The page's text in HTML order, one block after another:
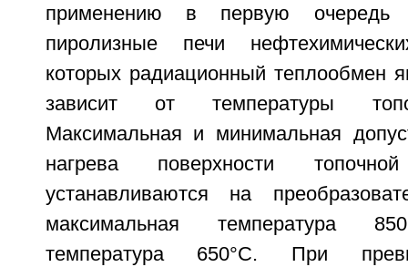
применению в первую очередь
пиролизные печи
которых радиационный теплообмен
зависит от температуры
Максимальная и минимальная
нагрева поверхности
устанавливаются на
максимальная температура
температура 650°С. При